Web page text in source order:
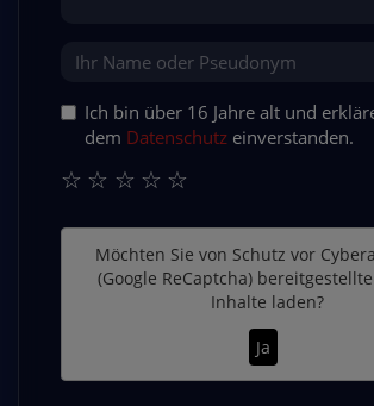
Ich bin über 16 Jahre alt und
dem Datenschutz einverstanden.
☆
☆
☆
☆
☆
Möchten Sie von Schutz vor
(Google ReCaptcha)
Inhalte laden?
Ja